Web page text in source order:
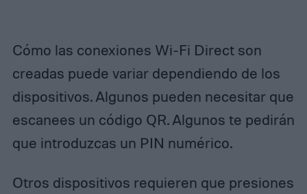
Cómo las conexiones Wi-Fi Direct son
creadas puede variar dependiendo de los
dispositivos. Algunos pueden necesitar que
escanees un código QR. Algunos te pedirán
que introduzcas un PIN numérico.
Otros dispositivos requieren que presiones